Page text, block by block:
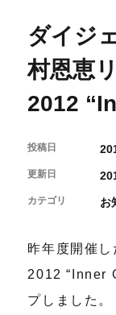
フェは11:00～18:00ま
ご利用案内
開館時間・アク
交通アクセス
図書室・情報コ
よくあるご質問
月間スケジュー
これまでのイベ
制作室を使う
制作室について
制作室の設備
ボランティ
ボランティア
ダイジ
村恩恵
2012
投稿日
更新日
カテゴリ お
昨年度開催し
2012 “Inner
プしました。